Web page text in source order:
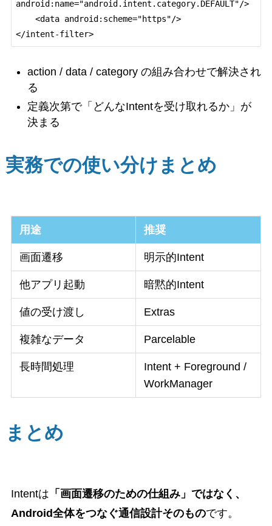
android:name="android.intent.category.DEFAULT"/>
</intent-filter>
action / data / category の組み合わせで解決され
る
定義次第で「どんなIntentを受け取れるか」が
決まる
実務での使い分けまとめ
用途 推奨
画面遷移 明示的Intent
他アプリ起動 暗黙的Intent
値の受け渡し Extras
複雑なデータ Parcelable
長時間処理
Intent + Foreground /
WorkManager
まとめ
Intentは 「画面遷移のための仕組み」ではなく、
Android全体をつなぐ通信設計そのものです。